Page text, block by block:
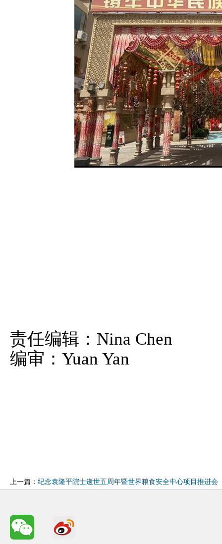
责任编辑：Nina Chen
编审：Yuan Yan
上一篇： 纪念袁隆平院士逝世五周年暨世界粮食安全中心项目推进会